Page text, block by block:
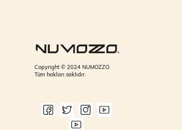
Copyright © 2024 NUMOZZO.
Tüm hakları saklıdır.